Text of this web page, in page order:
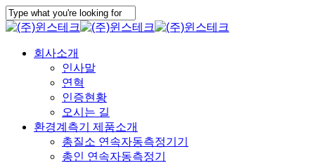
Skip
to
main
content
Close
Menu
회사소개
인사말
연혁
인증현황
오시는 길
환경계측기 제품소개
총질소 연속자동측정기기
총인 연속자동측정기